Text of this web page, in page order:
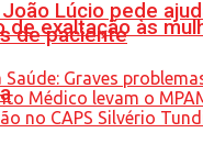
de exaltação às
Lúcio pede
de paciente